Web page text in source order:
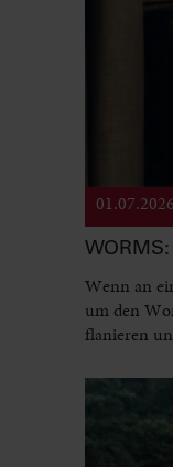
01.07.2026
Wenn an
um den
flanieren